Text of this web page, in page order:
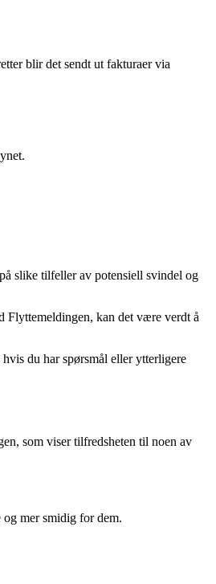
blir det sendt ut fakturaer via
slike tilfeller av potensiell svindel og
Flyttemeldingen, kan det være verdt å
du har spørsmål eller ytterligere
som viser tilfredsheten til noen av
og mer smidig for dem.